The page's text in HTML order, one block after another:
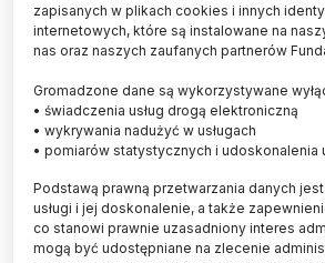
„Chopin wyniósł ze środowiska
Uniwersytetu Warszawskiego
spekulacji dotyczącej istoty
romantycznego mesjanizmu
całej ludzkości. Postawa Chopina
była pełna życzliwości i dobroci.
był zdania, że dobrze jest, jak
siebie życzliwi i dobrzy.
mesjaniści – szukanie
aby wszyscy ludzie stali się
zapisanych w plikach cookies i innych
internetowych, które są instalowane na
nas oraz naszych zaufanych partnerów
Gromadzone dane są wykorzystywane
• świadczenia usług drogą elektroniczną
• wykrywania nadużyć w usługach
• pomiarów statystycznych i udoskonalenia
Podstawą prawną przetwarzania danych
usługi i jej doskonalenie, a także
co stanowi prawnie uzasadniony interes
mogą być udostępniane na zlecenie